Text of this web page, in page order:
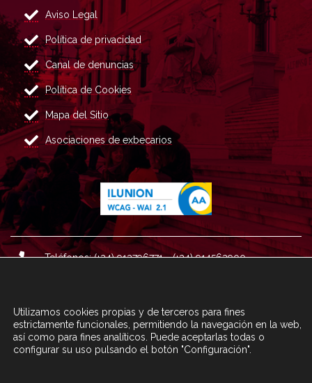
Aviso Legal
Política de privacidad
Canal de denuncias
Política de Cookies
Mapa del Sitio
Asociaciones de exbecarios
Teléfonos: (+34) 913796771 - (+34) 914562900
Correo : informacion@fundacioncarolina.es
CONTACTA CON FCA TRAVÉS DEL
Utilizamos cookies propias y de terceros para fines
estrictamente funcionales, permitiendo la navegación en la web,
así como para fines analíticos. Puede aceptarlas todas o
configurar su uso pulsando el botón "Configuración".